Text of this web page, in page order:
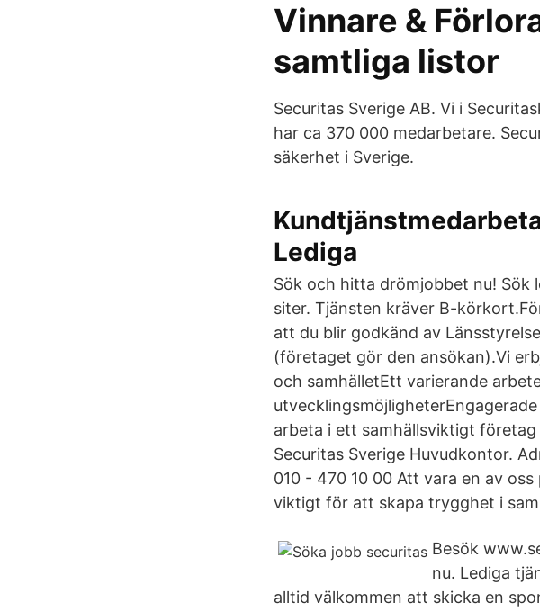
Vinnare &
samtliga listor
Securitas Sverige AB. Vi i
har ca 370 000 medarbetare.
säkerhet i Sverige.
Lediga
Sök och hitta drömjobbet nu! Sök
siter. Tjänsten kräver B-
att du blir godkänd av
(företaget gör den ansökan).Vi
och samhälletEtt varierande
arbeta i ett samhällsviktigt
Securitas Sverige Huvudkontor.
010 - 470 10 00 Att vara en av
viktigt för att skapa trygghet i
Besök
nu. Lediga
alltid välkommen att skicka en